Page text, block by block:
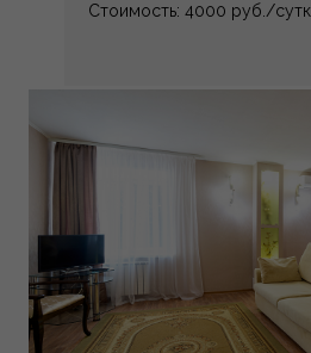
Стоимость: 4000 руб./